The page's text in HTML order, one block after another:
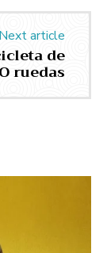
Next article
de
ruedas